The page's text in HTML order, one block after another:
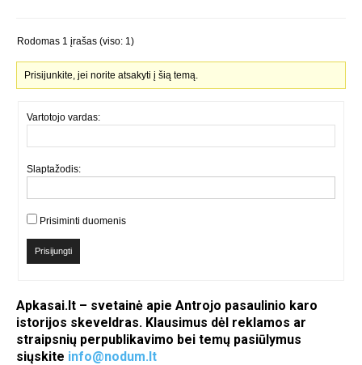
Rodomas 1 įrašas (viso: 1)
Prisijunkite, jei norite atsakyti į šią temą.
Vartotojo vardas:
Slaptažodis:
Prisiminti duomenis
Prisijungti
Apkasai.lt – svetainė apie Antrojo pasaulinio karo
istorijos skeveldras. Klausimus dėl reklamos ar
straipsnių perpublikavimo bei temų pasiūlymus
siųskite info@nodum.lt